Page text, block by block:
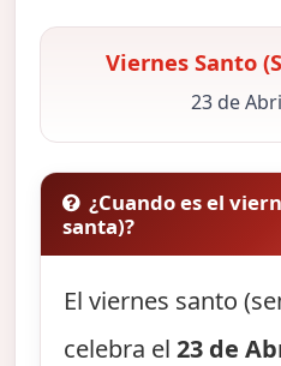
Viernes Santo
23 de
¿Cuando es el
santa)?
El viernes santo
celebra el23 de